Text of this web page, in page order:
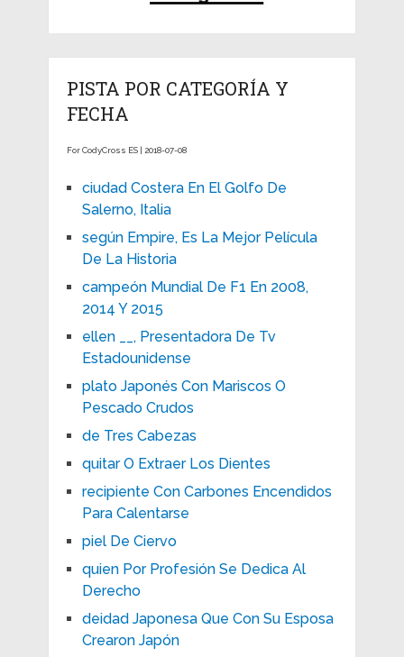
PISTA POR CATEGORÍA Y
FECHA
For CodyCross ES | 2018-07-08
ciudad Costera En El Golfo De
Salerno, Italia
según Empire, Es La Mejor Película
De La Historia
campeón Mundial De F1 En 2008,
2014 Y 2015
ellen __, Presentadora De Tv
Estadounidense
plato Japonés Con Mariscos O
Pescado Crudos
de Tres Cabezas
quitar O Extraer Los Dientes
recipiente Con Carbones Encendidos
Para Calentarse
piel De Ciervo
quien Por Profesión Se Dedica Al
Derecho
deidad Japonesa Que Con Su Esposa
Crearon Japón